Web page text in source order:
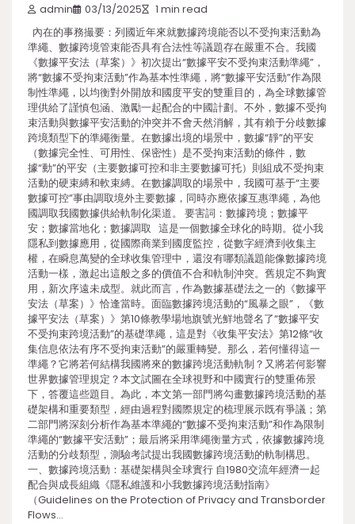
admin 03/13/2025 1 min read
內在的事務撮要：列國近年來就數據跨境能否以不受拘束活動為
準繩、數據跨境管束能否具有合法性等議題存在嚴重不合。我國
《數據平安法（草案）》初次提出“數據平安不受拘束活動準繩”，
將“數據不受拘束活動”作為基本性準繩，將“數據平安活動”作為限
制性準繩，以均衡對外開放和國度平安的雙重目的，為全球數據管
理供給了謹慎包涵、激勵一起配合的中國計劃。不外，數據不受拘
束活動與數據平安活動的沖突并不會天然消解，其有賴于分歧數據
跨境類型下的準繩衡量。在數據出境的場景中，數據“靜”的平安
（數據完全性、可用性、保密性）是不受拘束活動的條件，數
據“動”的平安（主要數據可控和非主要數據可托）則組成不受拘束
活動的硬束縛和軟束縛。在數據調取的場景中，我國可基于“主要
數據可控”事由調取境外主要數據，同時亦應依據互惠準繩，為他
國調取我國數據供給軌制化渠道。 要害詞：數據跨境；數據平
安；數據當地化；數據調取 這是一個數據全球化的時期。從小我
隱私到數據應用，從國際商業到國度監控，從數字經濟到收集主
權，在瞬息萬變的全球收集管理中，還沒有哪類議題能像數據跨境
活動一樣，激起出這般之多的價值不合和軌制沖突。舊規定不夠實
用，新次序遠未成型。就此而言，作為數據基礎法之一的《數據平
安法（草案）》恰逢當時。面臨數據跨境活動的“風暴之眼”，《數
據平安法（草案）》第10條教學場地旗號光鮮地聲名了“數據平安
不受拘束跨境活動”的基礎準繩，這是對《收集平安法》第12條“收
集信息依法有序不受拘束活動”的嚴重轉變。那么，若何懂得這一
準繩？它將若何結構我國將來的數據跨境活動軌制？又將若何影響
世界數據管理規定？本文試圖在全球視野和中國實行的雙重佈景
下，答覆這些題目。為此，本文第一部門將勾畫數據跨境活動的基
礎架構和重要類型，經由過程對國際規定的梳理展示既有爭議；第
二部門將深刻分析作為基本準繩的“數據不受拘束活動”和作為限制
準繩的“數據平安活動”；最后將采用準繩衡量方式，依據數據跨境
活動的分歧類型，測驗考試提出我國數據跨境活動的軌制構思。
一、數據跨境活動：基礎架構與全球實行 自1980交流年經濟一起
配合與成長組織《隱私維護和小我數據跨境活動指南》
（Guidelines on the Protection of Privacy and Transborder
Flows…